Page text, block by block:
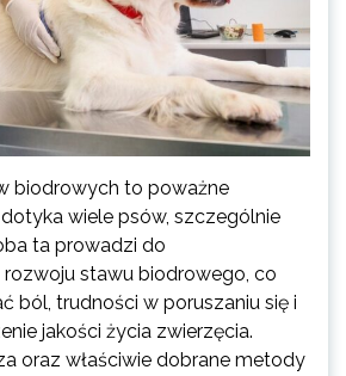
biodrowych to poważne
wiele psów, szczególnie
ta prowadzi do
rozwoju stawu biodrowego, co
ból, trudności w poruszaniu się i
jakości życia zwierzęcia.
oraz właściwie dobrane metody